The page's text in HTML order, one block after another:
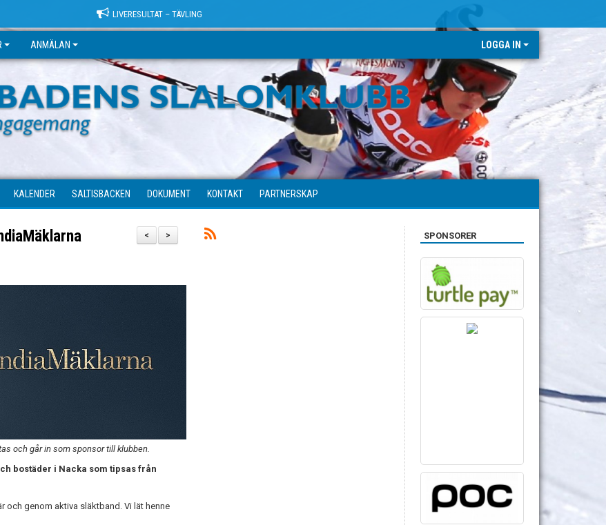
LIVERESULTAT – TÄVLING
ANMÄLAN LOGGA IN
KALENDER SALTISBACKEN DOKUMENT KONTAKT PARTNERSKAP
>
<
och går in som sponsor till klubben.
bostäder i Nacka som tipsas från
och genom aktiva släktband. Vi lät henne
SPONSORER